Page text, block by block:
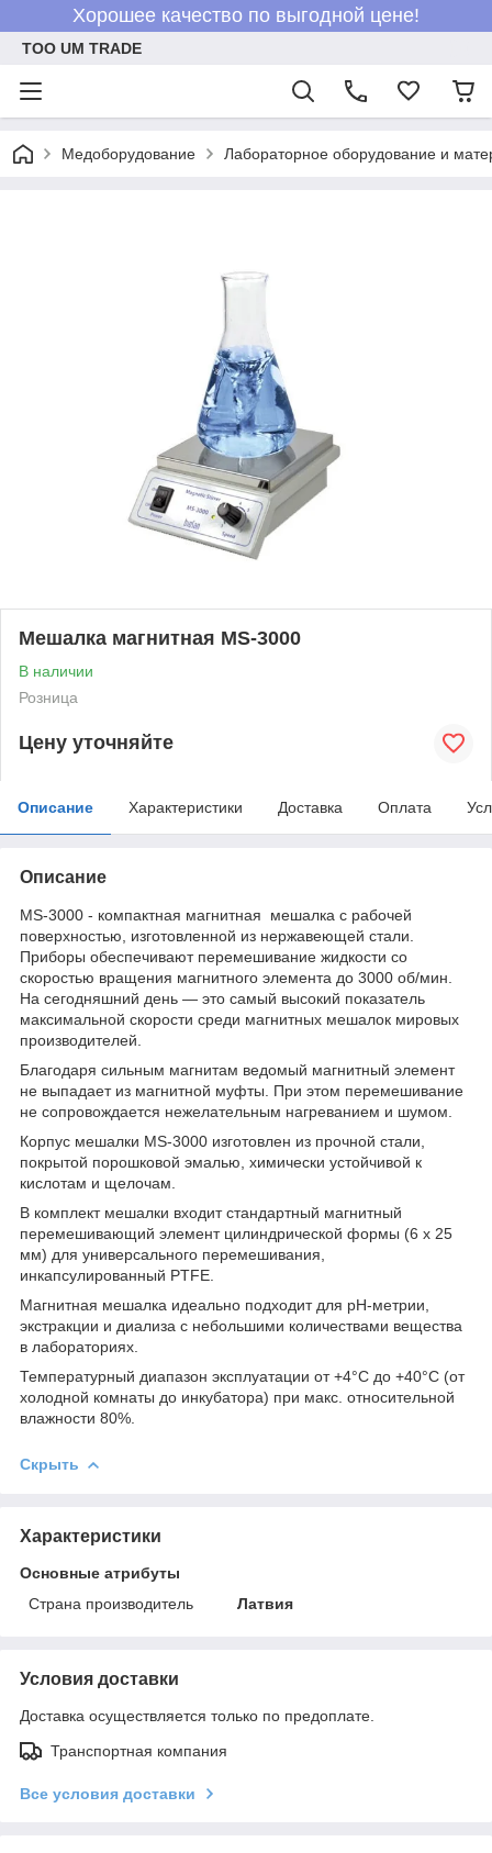
Хорошее качество по выгодной цене!
ТОО UM TRADE
Медоборудование Лабораторное оборудование и
Мешалка магнитная MS-3000
В наличии
Розница
Цену уточняйте
Описание Характеристики Доставка Оплата
Описание
MS-3000 - компактная магнитная мешалка с рабочей
поверхностью, изготовленной из нержавеющей стали.
Приборы обеспечивают перемешивание жидкости со
скоростью вращения магнитного элемента до 3000 об/мин.
На сегодняшний день — это самый высокий показатель
максимальной скорости среди магнитных мешалок мировых
производителей.
Благодаря сильным магнитам ведомый магнитный элемент
не выпадает из магнитной муфты. При этом перемешивание
не сопровождается нежелательным нагреванием и шумом.
Корпус мешалки MS-3000 изготовлен из прочной стали,
покрытой порошковой эмалью, химически устойчивой к
кислотам и щелочам.
В комплект мешалки входит стандартный магнитный
перемешивающий элемент цилиндрической формы (6 х 25
мм) для универсального перемешивания,
инкапсулированный PTFE.
Магнитная мешалка идеально подходит для pH-метрии,
экстракции и диализа с небольшими количествами вещества
в лабораториях.
Температурный диапазон эксплуатации от +4°С до +40°С (от
холодной комнаты до инкубатора) при макс. относительной
влажности 80%.
Скрыть
Характеристики
Основные атрибуты
Страна производитель
Латвия
Условия доставки
Доставка осуществляется только по предоплате.
Транспортная компания
Все условия доставки